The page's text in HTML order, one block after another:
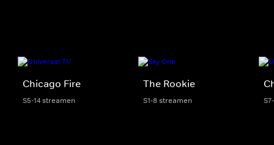
Chicago Fire
S5-14 streamen
The Rookie
S1-8 streamen